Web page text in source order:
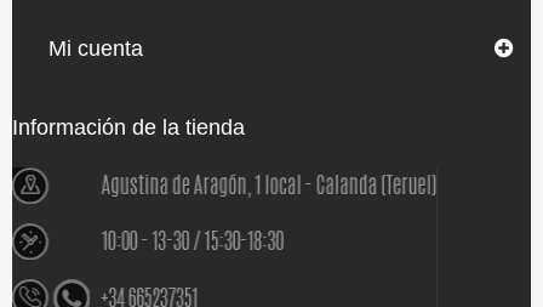
Mi cuenta
Información de la tienda